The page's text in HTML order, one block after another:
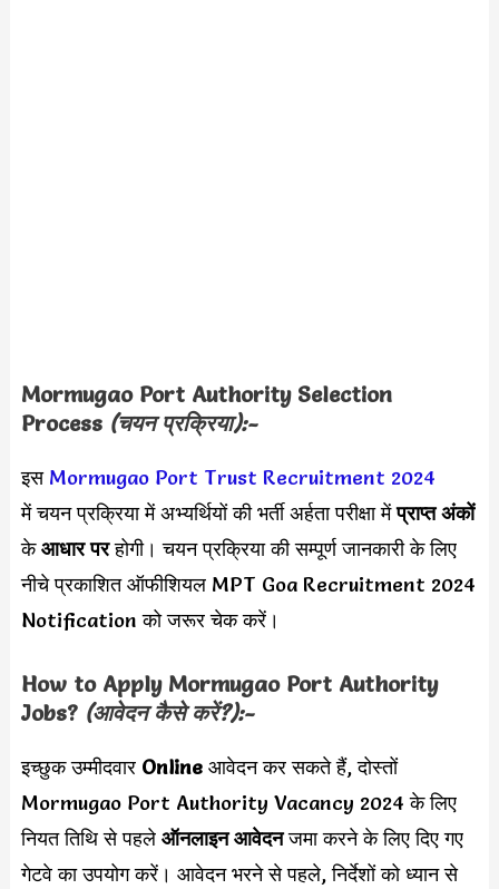
Mormugao Port Authority Selection
Process (चयन प्रक्रिया):-
इस Mormugao Port Trust Recruitment 2024
में चयन प्रक्रिया में अभ्यर्थियों की भर्ती अर्हता परीक्षा मेंप्राप्त अंकों
केआधार परहोगी। चयन प्रक्रिया की सम्पूर्ण जानकारी के लिए
नीचे प्रकाशित ऑफीशियल MPT Goa Recruitment 2024
Notification को जरूर चेक करें।
How to Apply Mormugao Port Authority
Jobs?(आवेदन कैसे करें?):-
इच्छुक उम्मीदवार Online आवेदन कर सकते हैं, दोस्तों
Mormugao Port Authority Vacancy 2024 के लिए
नियत तिथि से पहलेऑनलाइन आवेदनजमा करने के लिए दिए गए
गेटवे का उपयोग करें। आवेदन भरने से पहले, निर्देशों को ध्यान से